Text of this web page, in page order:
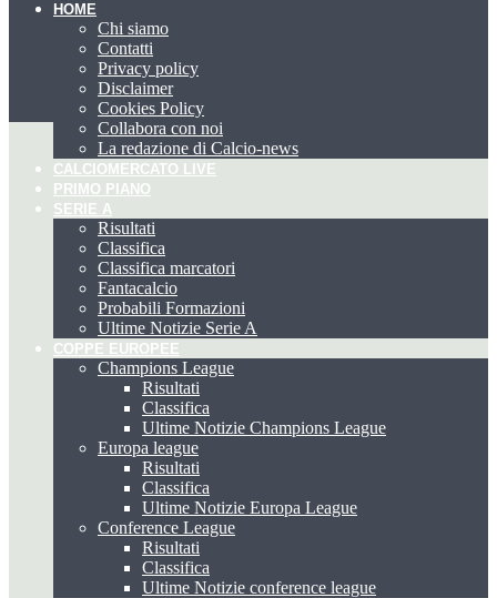
HOME
Chi siamo
Contatti
Privacy policy
Disclaimer
Cookies Policy
Collabora con noi
La redazione di Calcio-news
CALCIOMERCATO LIVE
PRIMO PIANO
SERIE A
Risultati
Classifica
Classifica marcatori
Fantacalcio
Probabili Formazioni
Ultime Notizie Serie A
COPPE EUROPEE
Champions League
Risultati
Classifica
Ultime Notizie Champions League
Europa league
Risultati
Classifica
Ultime Notizie Europa League
Conference League
Risultati
Classifica
Ultime Notizie conference league